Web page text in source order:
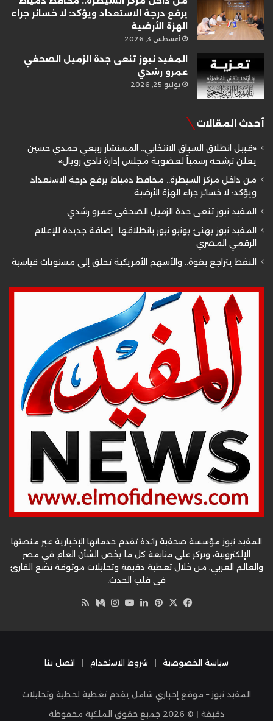
يرفع درجة الاستعداد ويؤكد: لا خسائر جراء
الهزة الأرضية
أغسطس 3, 2026
المفيد نيوز تنعى جدة الزميل الصحفي
عمرو رشدي
يوليو 25, 2026
أحدث المقالات
«قبيل انطلاق السباق الانتخابي.. المستشار ربيعي حمدي حسين
يعلن ترشحه رسمياً لعضوية مجلس إدارة نادي رويال»
من داخل مركز السيطرة.. محافظ دمياط يرفع درجة الاستعداد
ويؤكد: لا خسائر جراء الهزة الأرضية
المفيد نيوز تنعى جدة الزميل الصحفي عمرو رشدي
المفيد نيوز يهنئ يونيو نيوز بانطلاقها.. إضافة جديدة للإعلام
الرقمي المصري
النفط يتراجع بقوة.. والأسهم الأمريكية تحلق إلى مستويات قياسية
المفيد نيوز مؤسسة صحفية رائدة تقدم خدماتها الإخبارية عبر منصتها
الإلكترونية، وتركز على متابعة كل ما يخص الشأن العام في مصر
والعالم العربي، من خلال تغطية دقيقة وتحليلات موثوقة تضع القارئ
في قلب الحدث.
فيسبوك
‫X بينتيريست
لينكدإن‫YouTube
انستقرام
وسط
سياسة الخصوصية | شروط الاستخدام | اتصل بنا
المفيد نيوز – موقع إخباري شامل يقدم تغطية لحظية وتحليلات
دقيقة | © 2026 جميع حقوق الملكية محفوظة